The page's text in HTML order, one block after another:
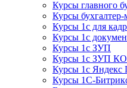
Курсы главного
Курсы бухгалтер-
Курсы 1с для
Курсы 1с
Курсы 1с ЗУП
Курсы 1с ЗУП
Курсы 1с Яндекс
Курсы 1С-